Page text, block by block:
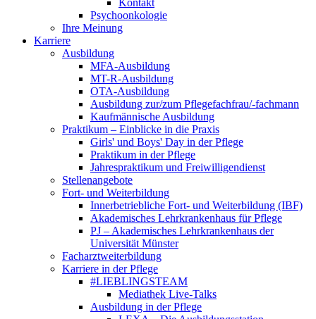
Kontakt
Psychoonkologie
Ihre Meinung
Karriere
Ausbildung
MFA-Ausbildung
MT-R-Ausbildung
OTA-Ausbildung
Ausbildung zur/zum Pflegefachfrau/-fachmann
Kaufmännische Ausbildung
Praktikum – Einblicke in die Praxis
Girls' und Boys' Day in der Pflege
Praktikum in der Pflege
Jahrespraktikum und Freiwilligendienst
Stellenangebote
Fort- und Weiterbildung
Innerbetriebliche Fort- und Weiterbildung (IBF)
Akademisches Lehrkrankenhaus für Pflege
PJ – Akademisches Lehrkrankenhaus der
Universität Münster
Facharztweiterbildung
Karriere in der Pflege
#LIEBLINGSTEAM
Mediathek Live-Talks
Ausbildung in der Pflege